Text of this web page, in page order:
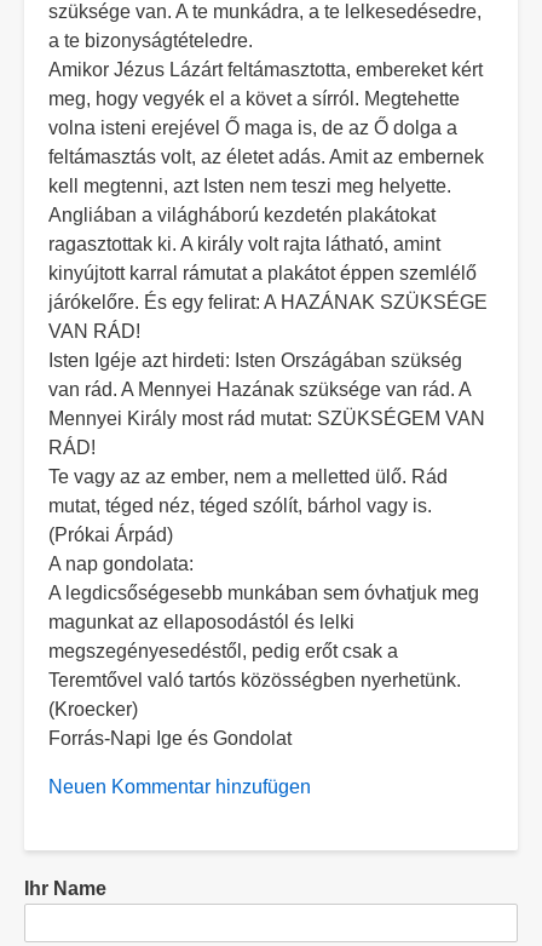
szüksége van. A te munkádra, a te lelkesedésedre,
a te bizonyságtételedre.
Amikor Jézus Lázárt feltámasztotta, embereket kért
meg, hogy vegyék el a követ a sírról. Megtehette
volna isteni erejével Ő maga is, de az Ő dolga a
feltámasztás volt, az életet adás. Amit az embernek
kell megtenni, azt Isten nem teszi meg helyette.
Angliában a világháború kezdetén plakátokat
ragasztottak ki. A király volt rajta látható, amint
kinyújtott karral rámutat a plakátot éppen szemlélő
járókelőre. És egy felirat: A HAZÁNAK SZÜKSÉGE
VAN RÁD!
Isten Igéje azt hirdeti: Isten Országában szükség
van rád. A Mennyei Hazának szüksége van rád. A
Mennyei Király most rád mutat: SZÜKSÉGEM VAN
RÁD!
Te vagy az az ember, nem a melletted ülő. Rád
mutat, téged néz, téged szólít, bárhol vagy is.
(Prókai Árpád)
A nap gondolata:
A legdicsőségesebb munkában sem óvhatjuk meg
magunkat az ellaposodástól és lelki
megszegényesedéstől, pedig erőt csak a
Teremtővel való tartós közösségben nyerhetünk.
(Kroecker)
Forrás-Napi Ige és Gondolat
Neuen Kommentar hinzufügen
Ihr Name